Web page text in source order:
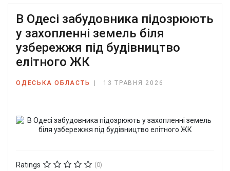
В Одесі забудовника підозрюють
у захопленні земель біля
узбережжя під будівництво
елітного ЖК
ОДЕСЬКА ОБЛАСТЬ 13 ТРАВНЯ 2026
Ratings (0)